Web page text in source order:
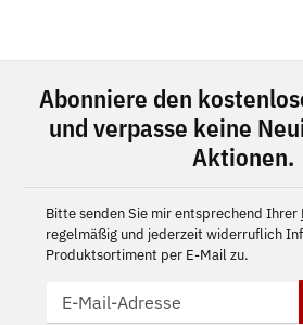
Abonniere den
und verpasse keine
Aktionen.
Bitte senden Sie mir entsprechend Ihrer
regelmäßig und jederzeit widerruflich
Produktsortiment per E-Mail zu.